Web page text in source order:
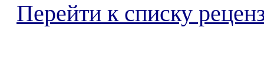
Перейти к списку